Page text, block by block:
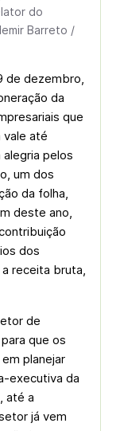
do
Barreto /
de dezembro,
da
que
vale até
pelos
um dos
da folha,
deste ano,
dos
receita bruta,
de
que os
planejar
executiva da
até a
já vem